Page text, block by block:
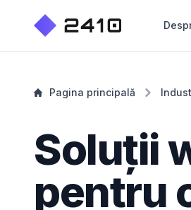
Pagina principală
Soluții
pentru